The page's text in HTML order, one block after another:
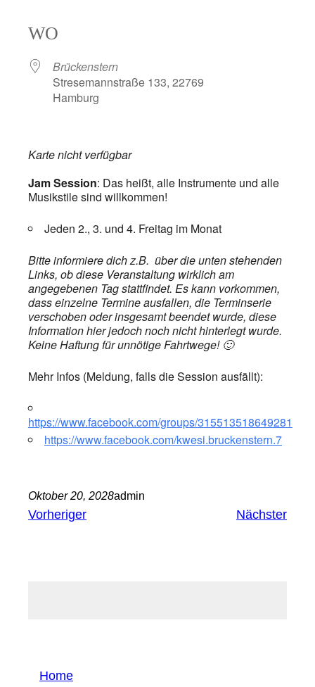
WO
Brückenstern
Stresemannstraße 133, 22769
Hamburg
Karte nicht verfügbar
Jam Session: Das heißt, alle Instrumente und alle
Musikstile sind willkommen!
Jeden 2., 3. und 4. Freitag im Monat
Bitte informiere dich z.B. über die unten stehenden
Links, ob diese Veranstaltung wirklich am
angegebenen Tag stattfindet. Es kann vorkommen,
dass einzelne Termine ausfallen, die Terminserie
verschoben oder insgesamt beendet wurde, diese
Information hier jedoch noch nicht hinterlegt wurde.
Keine Haftung für unnötige Fahrtwege! 🙂
Mehr Infos (Meldung, falls die Session ausfällt):
https://www.facebook.com/groups/315513518649281
https://www.facebook.com/kwesi.bruckenstern.7
Oktober 20, 2028admin
Vorheriger Nächster
Home